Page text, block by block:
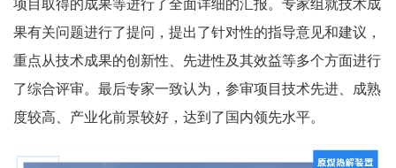
果有关问题进行了提问，提出了针对性的指导意见和建议，
重点从技术成果的创新性、先进性及其效益等多个方面进行
了综合评审。最后专家一致认为，参审项目技术先进、成熟
度较高、产业化前景较好，达到了国内领先水平。